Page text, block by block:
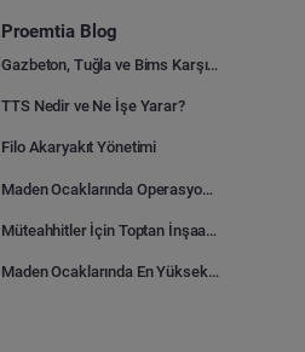
Proemtia Blog
Gazbeton, Tuğla ve Bims Karşılaştırması: Hangisi Daha Avantajlı?
TTS Nedir ve Ne İşe Yarar?
Filo Akaryakıt Yönetimi
Maden Ocaklarında Operasyonel Verimlilik Nasıl Arttırılır?
Müteahhitler İçin Toptan İnşaat Malzemesi Satın Alma Rehberi
Maden Ocaklarında En Yüksek Gider Kalemleri Nelerdir?